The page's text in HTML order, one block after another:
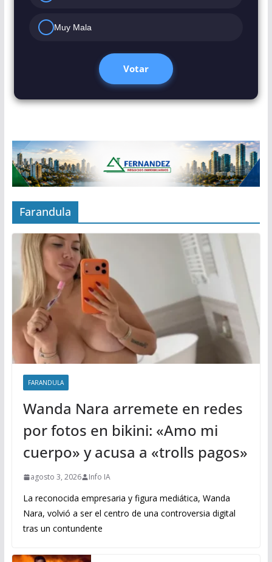
Muy Mala
Votar
Farandula
FARANDULA
Wanda Nara arremete en redes
por fotos en bikini: «Amo mi
cuerpo» y acusa a «trolls pagos»
agosto 3, 2026 Info IA
La reconocida empresaria y figura mediática, Wanda
Nara, volvió a ser el centro de una controversia digital
tras un contundente